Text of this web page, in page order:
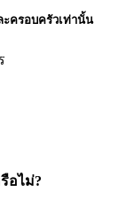
ครอบครัวเท่านั้น
อไม่?